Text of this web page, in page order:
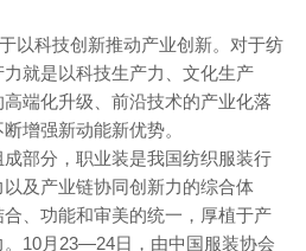
以科技创新推动产业创新。对于纺
就是以科技生产力、文化生产
端化升级、前沿技术的产业化落
增强新动能新优势。
部分，职业装是我国纺织服装行
及产业链协同创新力的综合体
、功能和审美的统一，厚植于产
10月23—24日，由中国服装协会